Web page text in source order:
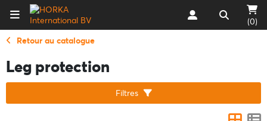
(0)
Retour au catalogue
Leg protection
Filtres